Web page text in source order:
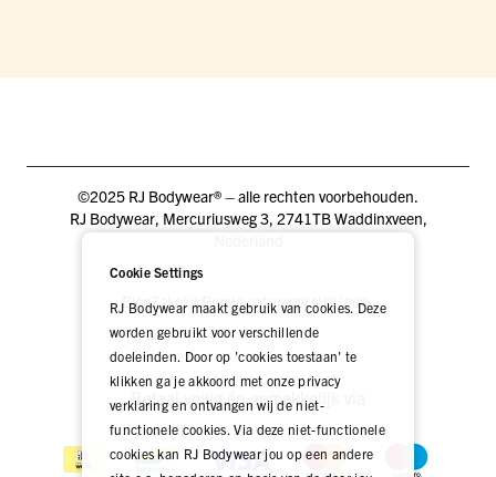
©2025 RJ Bodywear® – alle rechten voorbehouden.
RJ Bodywear, Mercuriusweg 3, 2741TB Waddinxveen,
BlogZakelijkPers Vacatures DEALER LOGIN
Betaal veilig én gemakkelijk via
Cookie Settings
RJ Bodywear maakt gebruik van cookies. Deze
worden gebruikt voor verschillende
doeleinden. Door op 'cookies toestaan' te
klikken ga je akkoord met onze privacy
verklaring en ontvangen wij de niet-
functionele cookies. Via deze niet-functionele
cookies kan RJ Bodywear jou op een andere